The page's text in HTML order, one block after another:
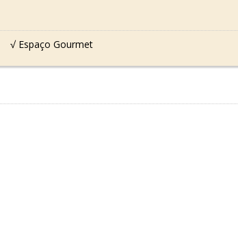
√ Espaço Gourmet